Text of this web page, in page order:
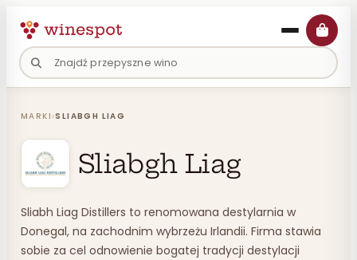
treści
MARKI ›SLIABGH LIAG
Sliabgh Liag
Sliabh Liag Distillers to renomowana destylarnia w
Donegal, na zachodnim wybrzeżu Irlandii. Firma stawia
sobie za cel odnowienie bogatej tradycji destylacji